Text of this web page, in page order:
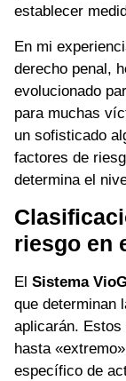
establecer
En mi
derecho penal,
evolucionado
para muchas
un sofisticado
factores de
determina el
riesgo en
El Sistema
que determinan
aplicarán. Estos
hasta
específico de